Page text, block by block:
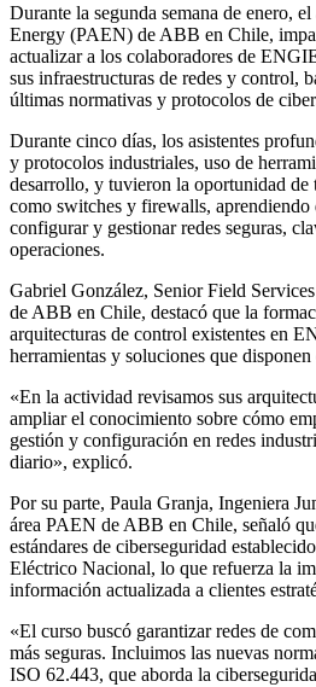
Durante la segunda semana de enero,
Energy (PAEN) de ABB en Chile,
actualizar a los colaboradores de
sus infraestructuras de redes y control,
últimas normativas y protocolos de
Durante cinco días, los asistentes
y protocolos industriales, uso de
desarrollo, y tuvieron la oportunidad de
como switches y firewalls, aprendiendo
configurar y gestionar redes seguras,
operaciones.
Gabriel González, Senior Field
de ABB en Chile, destacó que la
arquitecturas de control existentes en
herramientas y soluciones que
«En la actividad revisamos sus
ampliar el conocimiento sobre cómo
gestión y configuración en redes
diario», explicó.
Por su parte, Paula Granja, Ingeniera
área PAEN de ABB en Chile, señaló
estándares de ciberseguridad
Eléctrico Nacional, lo que refuerza la
información actualizada a clientes
«El curso buscó garantizar redes de
más seguras. Incluimos las nuevas
ISO 62.443, que aborda la